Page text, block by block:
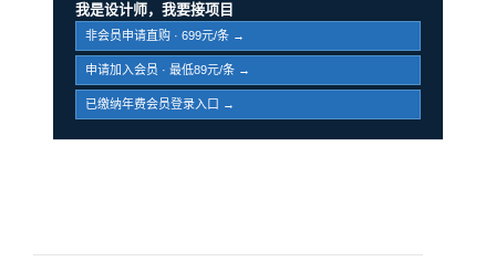
我是设计师，我要接项目
非会员申请直购 · 699元/条 →
申请加入会员 · 最低89元/条 →
已缴纳年费会员登录入口 →